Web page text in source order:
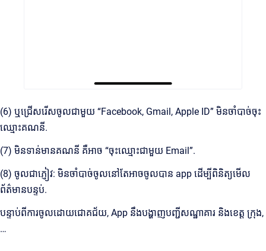
(6) ឬជ្រើសរើសចូលជាមួយ “Facebook, Gmail, Apple ID” មិនចាំបាច់ចុះ
ឈ្មោះគណនី.
(7) មិនទាន់មានគណនី គឺអាច “ចុះឈ្មោះជាមួយ Email”.
(8) ចូលជាភ្ញៀវ: មិនចាំបាច់ចូលនៅតែអាចចូលបាន app ដើម្បីពិនិត្យមើល
ព័ត៌មានបន្ទប់.
បន្ទាប់ពីការចូលដោយជោគជ័យ, App នឹងបង្ហាញបញ្ជីសណ្ឋាគារ និងខេត្ត ក្រុង,
…